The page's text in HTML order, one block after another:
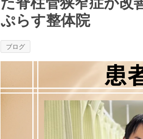
ぷらす整体院
ブログ